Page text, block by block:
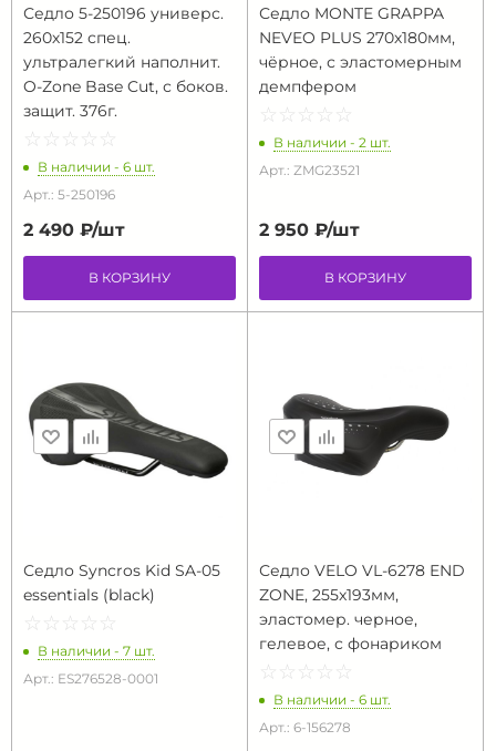
Седло 5-250196 универс.
260х152 спец.
ультралегкий наполнит.
O-Zone Base Cut, с боков.
защит. 376г.
☆ ☆ ☆ ☆ ☆
★ ★ ★ ★ ★
В наличии - 6 шт.
Арт.: 5-250196
2 490 ₽/шт
В КОРЗИНУ
Седло MONTE GRAPPA
NEVEO PLUS 270х180мм,
чёрное, с эластомерным
демпфером
☆ ☆ ☆ ☆ ☆
★ ★ ★ ★ ★
В наличии - 2 шт.
Арт.: ZMG23521
2 950 ₽/шт
В КОРЗИНУ
Седло Syncros Kid SA-05
essentials (black)
☆ ☆ ☆ ☆ ☆
★ ★ ★ ★ ★
В наличии - 7 шт.
Арт.: ES276528-0001
Седло VELO VL-6278 END
ZONE, 255x193мм,
эластомер. черное,
гелевое, с фонариком
☆ ☆ ☆ ☆ ☆
★ ★ ★ ★ ★
В наличии - 6 шт.
Арт.: 6-156278